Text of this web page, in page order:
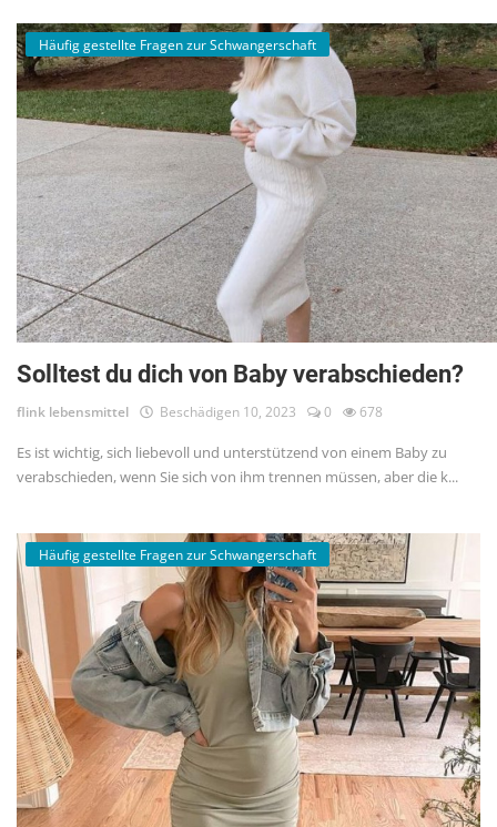
German
Häufig gestellte Fragen zur Schwangerschaft
Solltest du dich von Baby verabschieden?
flink lebensmittel Beschädigen 10, 2023 0 678
Es ist wichtig, sich liebevoll und unterstützend von einem Baby zu
verabschieden, wenn Sie sich von ihm trennen müssen, aber die k...
Häufig gestellte Fragen zur Schwangerschaft